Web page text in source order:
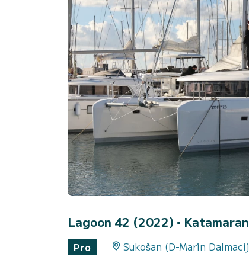
Lagoon 42 (2022) •
Pro Sukošan (D-Marin